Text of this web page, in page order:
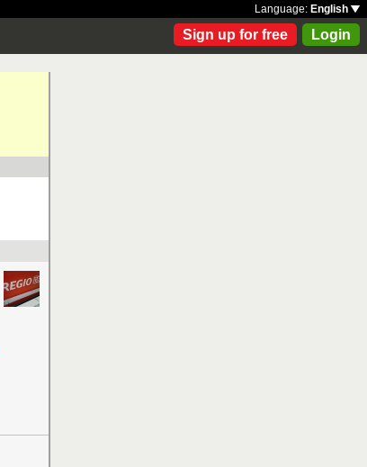
Language: English
Sign up for free Login